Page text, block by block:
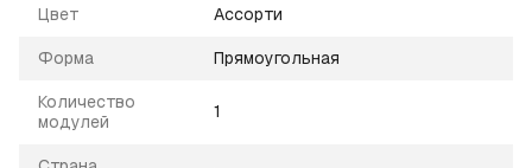
Цвет Ассорти
Форма Прямоугольная
Количество
модулей
1